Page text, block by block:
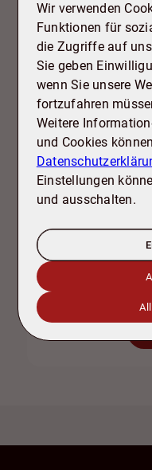
Komfort und
verbunden werden.
Hier genießen Sie
– modern, ruhig und
Ideal für Mieter, die
gehobene
keiner
Wir verwenden
Funktionen für
die Zugriffe auf
Sie geben
wenn Sie unsere
fortzufahren
Weitere
und Cookies
Einstellungen
und ausschalten.